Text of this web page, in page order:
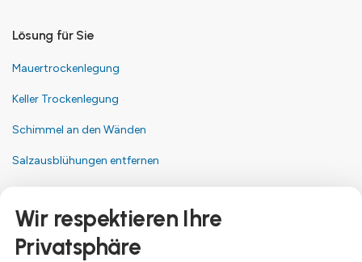
Lösung für Sie
Mauertrockenlegung
Keller Trockenlegung
Schimmel an den Wänden
Salzausblühungen entfernen
Anschrift
Dresdner Straße 24, 09577 Niederwiesa
Wir respektieren Ihre
Privatsphäre